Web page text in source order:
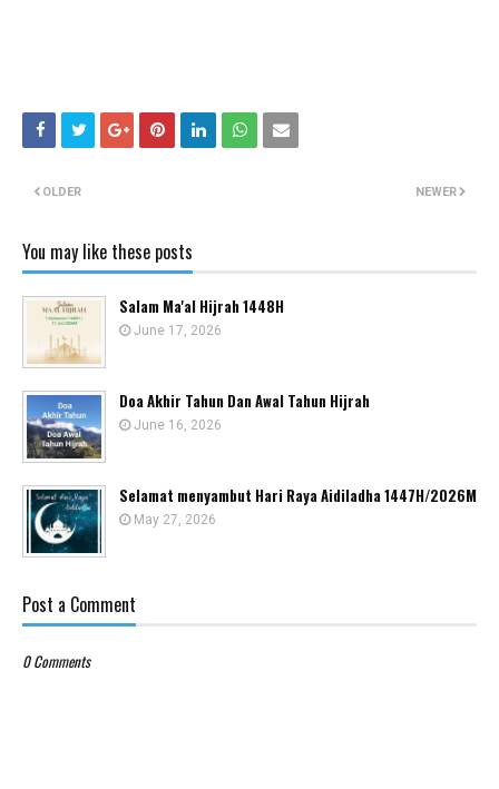
NEWER
OLDER
You may like these posts
Salam Ma'al Hijrah 1448H
June 17, 2026
Doa Akhir Tahun Dan Awal Tahun Hijrah
June 16, 2026
Selamat menyambut Hari Raya Aidiladha 1447H/2026M
May 27, 2026
Post a Comment
0 Comments